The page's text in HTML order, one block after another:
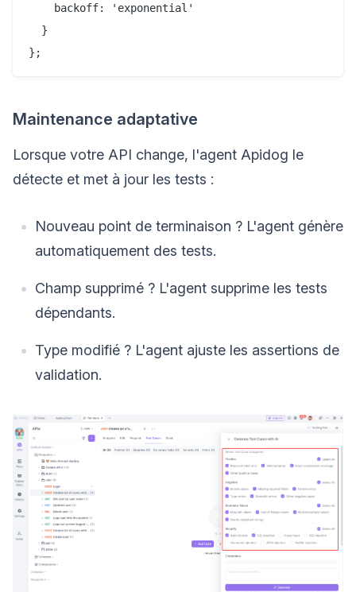
    backoff: 'exponential'
  }
Maintenance adaptative
Lorsque votre API change, l'agent Apidog le
détecte et met à jour les tests :
Nouveau point de terminaison ? L'agent génère
automatiquement des tests.
Champ supprimé ? L'agent supprime les tests
dépendants.
Type modifié ? L'agent ajuste les assertions de
validation.